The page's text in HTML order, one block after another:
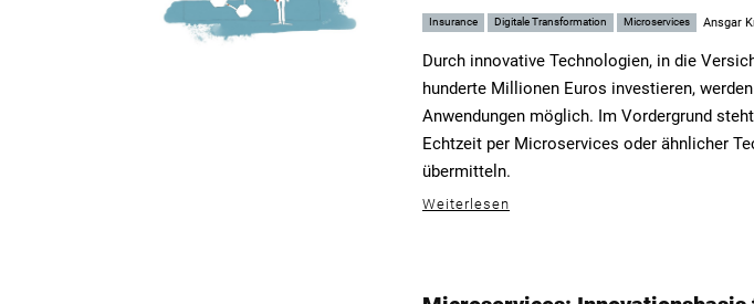
Insurance Digitale Transformation Microservices Ansgar
Durch innovative Technologien, in die
hunderte Millionen Euros investieren,
Anwendungen möglich. Im Vordergrund
Echtzeit per Microservices oder ähnlicher
übermitteln.
Weiterlesen